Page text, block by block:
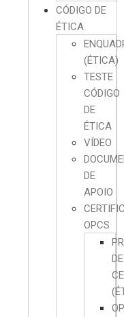
CÓDIGO DE
ÉTICA
(ÉTICA)
TESTE
CÓDIGO
DE
ÉTICA
VÍDEO
DE
APOIO
OPCS
DE